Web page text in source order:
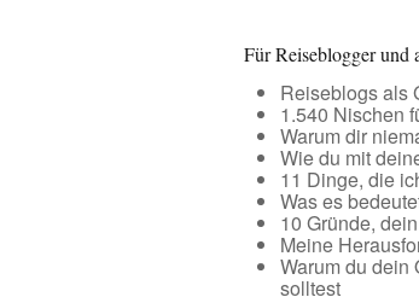
Für Reiseblogger und
Reiseblogs als
1.540 Nischen
Warum dir
Wie du mit
11 Dinge, die
Was es
10 Gründe,
Meine
Warum du dein
solltest